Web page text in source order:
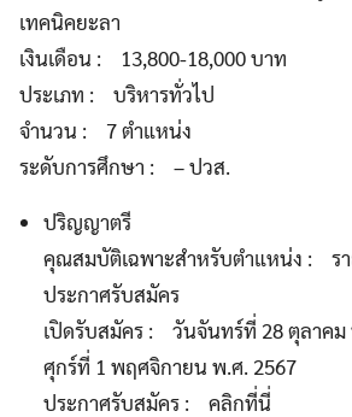
เทคนิคยะลา
เงินเดือน : 13,800-18,000 บาท
ประเภท : บริหารทั่วไป
จำนวน : 7 ตำแหน่ง
ระดับการศึกษา : – ปวส.
ปริญญาตรี
คุณสมบัติเฉพาะสำหรับตำแหน่ง : รา
ประกาศรับสมัคร
เปิดรับสมัคร : วันจันทร์ที่ 28 ตุลาคม
ศุกร์ที่ 1 พฤศจิกายน พ.ศ. 2567
ประกาศรับสมัคร : คลิกที่นี่